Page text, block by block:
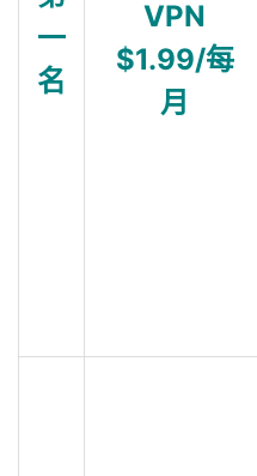
一
名
VPN
$1.99/每
月